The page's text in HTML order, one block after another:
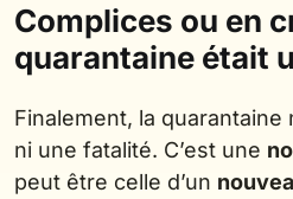
Complices ou en
quarantaine était
Finalement, la quarantaine
ni une fatalité. C’est une
peut être celle d’un